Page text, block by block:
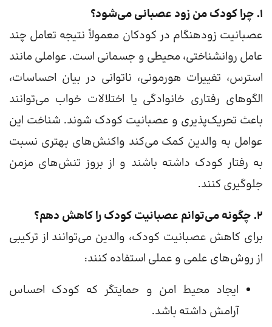
۱. چرا کودک من زود عصبانی می‌شود؟
عصبانیت زودهنگام در کودکان معمولاً نتیجه تعامل چند
عامل روانشناختی، محیطی و جسمانی است. عواملی مانند
استرس، تغییرات هورمونی، ناتوانی در بیان احساسات،
الگوهای رفتاری خانوادگی یا اختلالات خواب می‌توانند
باعث تحریک‌پذیری و عصبانیت کودک شوند. شناخت این
عوامل به والدین کمک می‌کند واکنش‌های بهتری نسبت
به رفتار کودک داشته باشند و از بروز تنش‌های مزمن
جلوگیری کنند.
۲. چگونه می‌توانم عصبانیت کودک را کاهش دهم؟
برای کاهش عصبانیت کودک، والدین می‌توانند از ترکیبی
از روش‌های علمی و عملی استفاده کنند:
ایجاد محیط امن و حمایتگر که کودک احساس
آرامش داشته باشد.